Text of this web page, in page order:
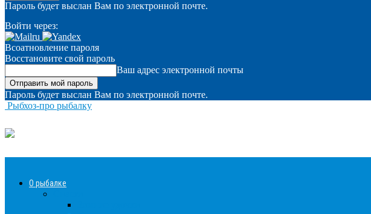
Пароль будет выслан Вам по электронной почте.
Войти через:
Всоатновление пароля
Восстановите свой пароль
Ваш адрес электронной почты
Пароль будет выслан Вам по электронной почте.
Рыбхоз-про рыбалку
О рыбалке